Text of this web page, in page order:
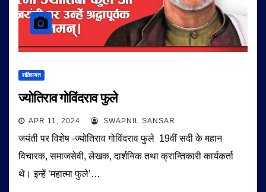
शख़्सियत
ज्योतिराव गोविंदराव फुले
APR 11, 2024 SWAPNIL SANSAR
जयंती पर विशेष -ज्योतिराव गोविंदराव फुले 19वीं सदी के महान
विचारक, समाजसेवी, लेखक, दार्शनिक तथा क्रान्तिकारी कार्यकर्ता
थे। इन्हें ‘महात्मा फुले’…